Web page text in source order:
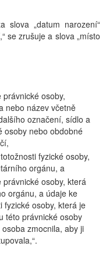
„datum narození“
se zrušuje a slova „místo
osoby,
nebo název včetně
označení, sídlo a
osoby nebo obdobné
fyzické osoby,
orgánu, a
osoby, která
orgánu, a údaje ke
osoby, která je
této právnické osoby
zmocnila, aby ji